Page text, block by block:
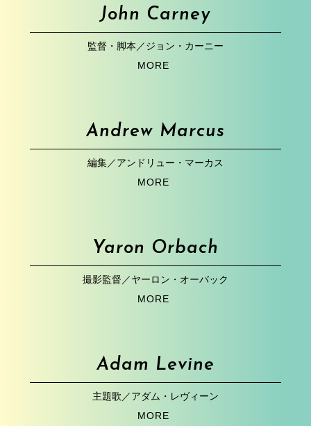
John Carney
監督・脚本／ジョン・カーニー
MORE
Andrew Marcus
編集／アンドリュー・マーカス
MORE
Yaron Orbach
撮影監督／ヤーロン・オーバック
MORE
Adam Levine
主題歌／アダム・レヴィーン
MORE